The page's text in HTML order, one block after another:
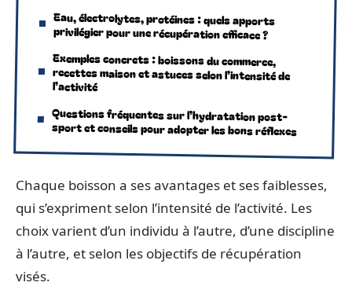
Eau, électrolytes, protéines : quels apports
privilégier pour une récupération efficace ?
Exemples concrets : boissons du commerce,
recettes maison et astuces selon l’intensité de
l’activité
Questions fréquentes sur l’hydratation post-
sport et conseils pour adopter les bons réflexes
Chaque boisson a ses avantages et ses faiblesses,
qui s’expriment selon l’intensité de l’activité. Les
choix varient d’un individu à l’autre, d’une discipline
à l’autre, et selon les objectifs de récupération
visés.